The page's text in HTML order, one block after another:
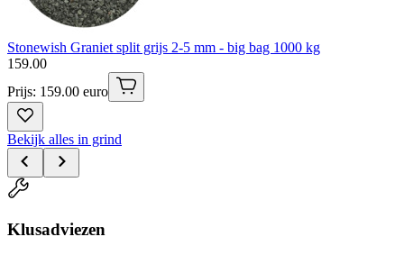
Stonewish Graniet split grijs 2-5 mm - big bag 1000 kg
159.00
Prijs: 159.00 euro
Bekijk alles in grind
Klusadviezen